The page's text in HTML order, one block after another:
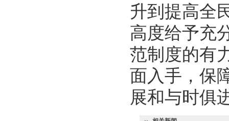
升到提高全
高度给予充
范制度的有
面入手，保
展和与时俱